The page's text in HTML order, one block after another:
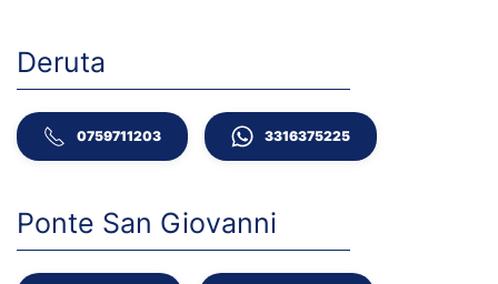
Deruta
0759711203 3316375225
Ponte San Giovanni